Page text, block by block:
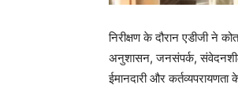
निरीक्षण के दौरान एडीजी ने
अनुशासन, जनसंपर्क,
ईमानदारी और